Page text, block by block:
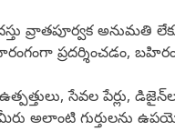
వ్రాతపూర్వక అనుమతి
ప్రదర్శించడం,
సేవల పేర్లు,
అలాంటి గుర్తులను